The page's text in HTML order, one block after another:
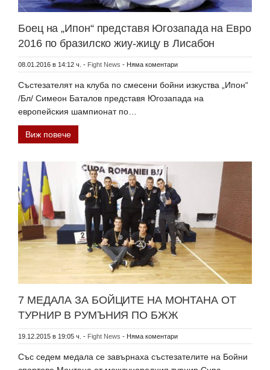
Боец на „Ипон“ представя Югозапада на Евро
2016 по бразилско жиу-жицу в Лисабон
08.01.2016 в 14:12 ч. - Fight News - Няма коментари
Състезателят на клуба по смесени бойни изкуства „Ипон“
/Бл/ Симеон Баталов представя Югозапада на
европейския шампионат по…
Виж повече
7 МЕДАЛА ЗА БОЙЦИТЕ НА МОНТАНА ОТ
ТУРНИР В РУМЪНИЯ ПО БЖЖ
19.12.2015 в 19:05 ч. - Fight News - Няма коментари
Със седем медала се завърнаха състезателите на Бойни